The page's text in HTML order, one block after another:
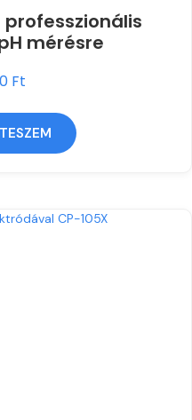
professzionális
mérésre
Ft